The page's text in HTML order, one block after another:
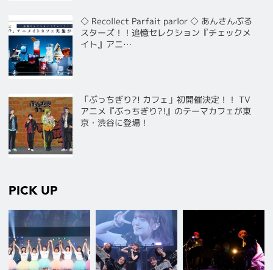
◇ Recollect Parfait parlor ◇ あんさんぶる
スターズ！！追憶セレクション『チェックメ
イト』アニ…
「ぶっちぎり?! カフェ」初開催決定！！ TV
アニメ『ぶっちぎり?!』のテーマカフェが東
京・渋谷に登場！
PICK UP